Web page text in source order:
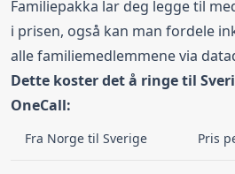
Familiepakka lar deg legge til
i prisen, også kan man fordele
alle familiemedlemmene via
Dette koster det å ringe til
OneCall:
Fra Norge til Sverige Pris